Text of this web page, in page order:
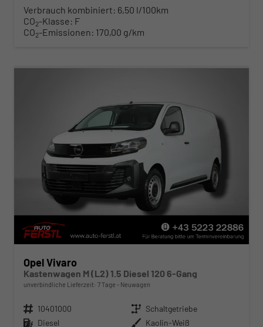
Verbrauch kombiniert: 6,50 l/100km
CO2-Klasse: F
CO2-Emissionen: 170,00 g/km
Opel Vivaro
Kastenwagen M (L2) 1.5 Diesel 120 6-Gang
unverbindliche Lieferzeit: 7 Tage Neuwagen
Fahrzeugnr. 10401000 Getriebe Schaltgetriebe
Kraftstoff Diesel Außenfarbe Kaolin-Weiß